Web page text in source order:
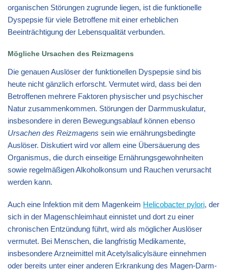
organischen Störungen zugrunde liegen, ist die funktionelle
Dyspepsie für viele Betroffene mit einer erheblichen
Beeinträchtigung der Lebensqualität verbunden.
Mögliche Ursachen des Reizmagens
Die genauen Auslöser der funktionellen Dyspepsie sind bis
heute nicht gänzlich erforscht. Vermutet wird, dass bei den
Betroffenen mehrere Faktoren physischer und psychischer
Natur zusammenkommen. Störungen der Darmmuskulatur,
insbesondere in deren Bewegungsablauf können ebenso
Ursachen des Reizmagens sein wie ernährungsbedingte
Auslöser. Diskutiert wird vor allem eine Übersäuerung des
Organismus, die durch einseitige Ernährungsgewohnheiten
sowie regelmäßigen Alkoholkonsum und Rauchen verursacht
werden kann.
Auch eine Infektion mit dem Magenkeim Helicobacter pylori, der
sich in der Magenschleimhaut einnistet und dort zu einer
chronischen Entzündung führt, wird als möglicher Auslöser
vermutet. Bei Menschen, die langfristig Medikamente,
insbesondere Arzneimittel mit Acetylsalicylsäure einnehmen
oder bereits unter einer anderen Erkrankung des Magen-Darm-